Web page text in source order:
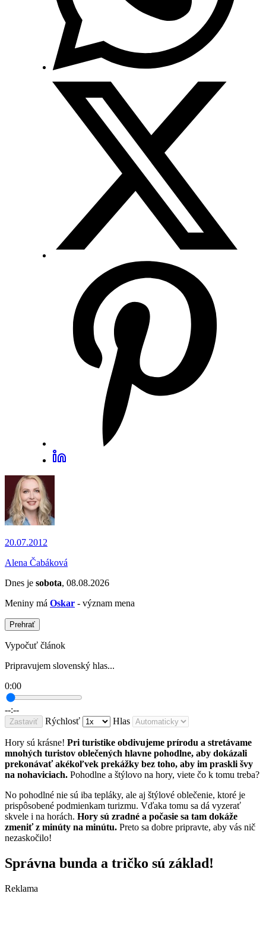
20.07.2012
Alena Čabáková
Dnes je sobota, 08.08.2026
Meniny má Oskar - význam mena
Prehrať
Vypočuť článok
Pripravujem slovenský hlas...
0:00
--:--
Zastaviť Rýchlosť Hlas
Hory sú krásne! Pri turistike obdivujeme prírodu a stretávame
mnohých turistov oblečených hlavne pohodlne, aby dokázali
prekonávať akékoľvek prekážky bez toho, aby im praskli švy
na nohaviciach. Pohodlne a štýlovo na hory, viete čo k tomu treba?
No pohodlné nie sú iba tepláky, ale aj štýlové oblečenie, ktoré je
prispôsobené podmienkam turizmu. Vďaka tomu sa dá vyzerať
skvele i na horách. Hory sú zradné a počasie sa tam dokáže
zmeniť z minúty na minútu. Preto sa dobre pripravte, aby vás nič
nezaskočilo!
Správna bunda a tričko sú základ!
Reklama